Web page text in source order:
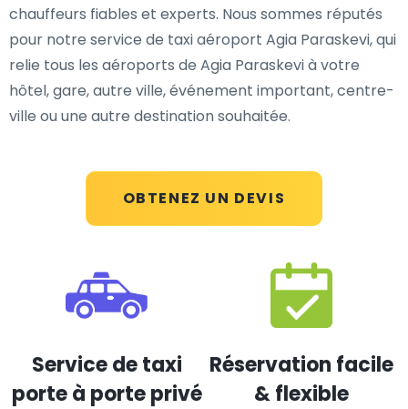
OBTENEZ UN DEVIS
chauffeurs fiables et experts. Nous sommes réputés
pour notre service de taxi aéroport Agia Paraskevi, qui
relie tous les aéroports de Agia Paraskevi à votre
hôtel, gare, autre ville, événement important, centre-
ville ou une autre destination souhaitée.
Service de taxi
porte à porte privé
Réservation facile
& flexible